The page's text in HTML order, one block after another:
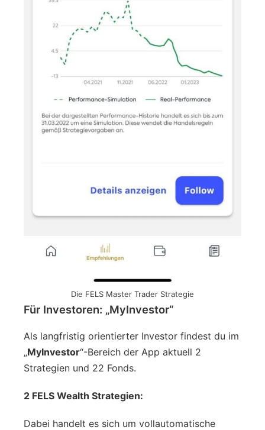
Die FELS Master Trader Strategie
Für Investoren: „MyInvestor“
Als langfristig orientierter Investor findest du im
„MyInvestor“-Bereich der App aktuell 2
Strategien und 22 Fonds.
2 FELS Wealth Strategien:
Dabei handelt es sich um vollautomatische